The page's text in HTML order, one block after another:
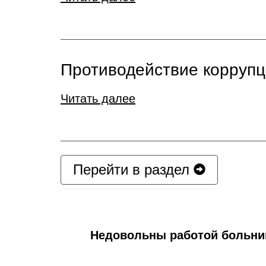
Противодействие
Читать далее
Перейти в раздел
Недовольны работой